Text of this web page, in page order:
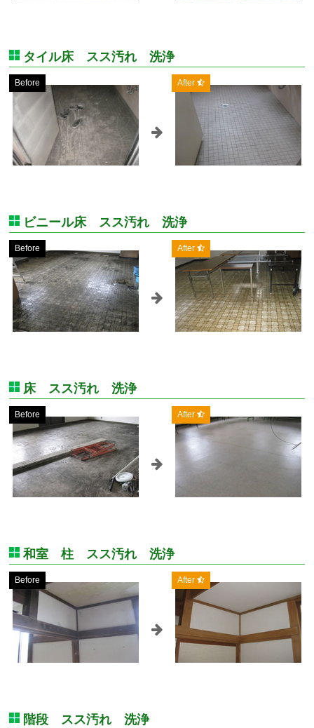
タイル床 スス汚れ 洗浄
Before After
ビニール床 スス汚れ 洗浄
Before After
床 スス汚れ 洗浄
Before After
和室 柱 スス汚れ 洗浄
Before After
階段 スス汚れ 洗浄